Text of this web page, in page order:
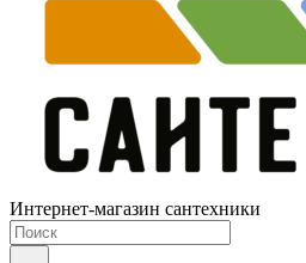
Интернет-магазин сантехники